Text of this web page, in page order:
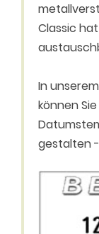
Classic
In
können
gestalten